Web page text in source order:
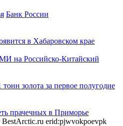
Банк России
в Хабаровском крае
на Российско-Китайский
золота за первое полугодие
прачечных в Приморье
erid:pjwvokpoevpk